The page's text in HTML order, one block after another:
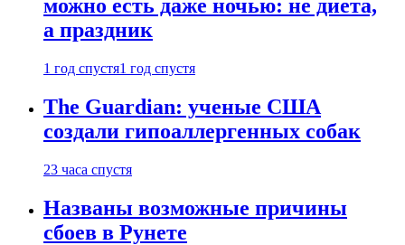
можно есть даже ночью: не диета,
а праздник
1 год спустя1 год спустя
The Guardian: ученые США
создали гипоаллергенных собак
23 часа спустя
Названы возможные причины
сбоев в Рунете